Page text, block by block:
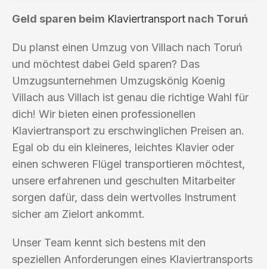
Geld sparen beim Klaviertransport nach Toruń
Du planst einen Umzug von Villach nach Toruń
und möchtest dabei Geld sparen? Das
Umzugsunternehmen Umzugskönig Koenig
Villach aus Villach ist genau die richtige Wahl für
dich! Wir bieten einen professionellen
Klaviertransport zu erschwinglichen Preisen an.
Egal ob du ein kleineres, leichtes Klavier oder
einen schweren Flügel transportieren möchtest,
unsere erfahrenen und geschulten Mitarbeiter
sorgen dafür, dass dein wertvolles Instrument
sicher am Zielort ankommt.
Unser Team kennt sich bestens mit den
speziellen Anforderungen eines Klaviertransports